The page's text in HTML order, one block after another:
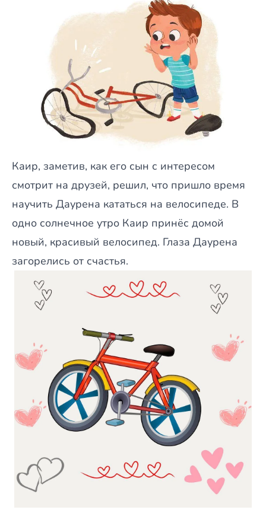
Каир, заметив, как его сын с интересом
смотрит на друзей, решил, что пришло время
научить Даурена кататься на велосипеде. В
одно солнечное утро Каир принёс домой
новый, красивый велосипед. Глаза Даурена
загорелись от счастья.